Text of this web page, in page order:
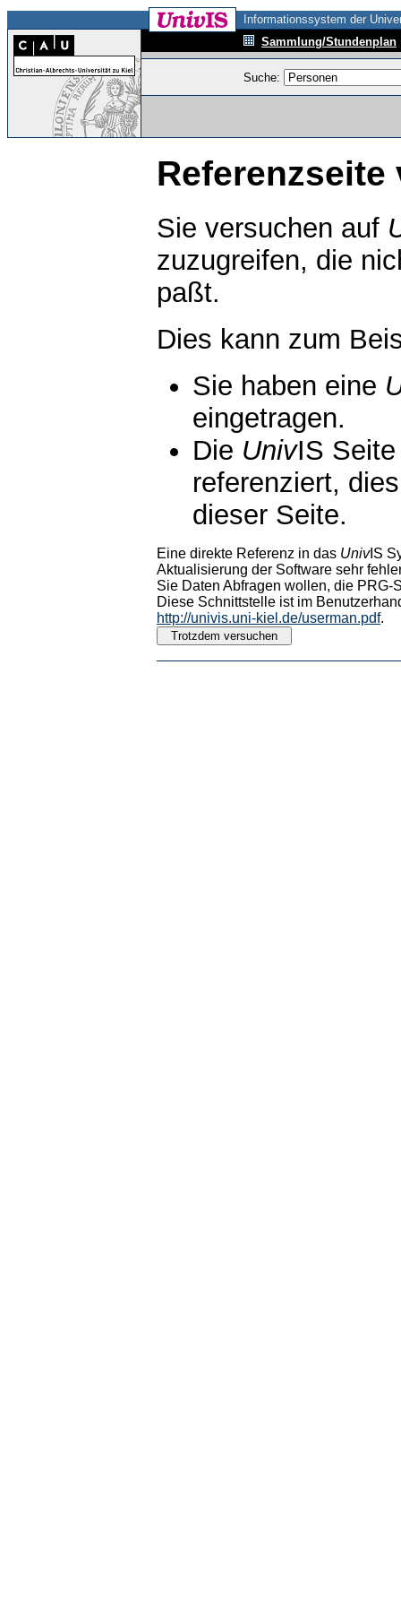
Informationssystem der
Sammlung/Stundenplan
Suche:
Referenzseite
Sie versuchen auf
zuzugreifen, die
paßt.
Dies kann zum
Sie haben eine
eingetragen.
Die UnivIS
referenziert,
dieser Seite.
Eine direkte Referenz in das UnivIS
Aktualisierung der Software sehr
Sie Daten Abfragen wollen, die PRG-
Diese Schnittstelle ist im
http://univis.uni-kiel.de/userman.pdf.